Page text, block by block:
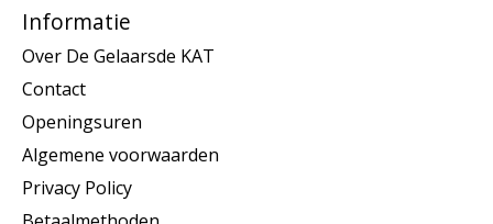
Informatie
Over De Gelaarsde KAT
Contact
Openingsuren
Algemene voorwaarden
Privacy Policy